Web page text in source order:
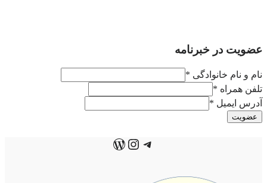
عضویت در خبرنامه
نام و نام خانوادگی *
تلفن همراه *
آدرس ایمیل *
عضویت
تلگرام
اینستاگرم
وردپرس